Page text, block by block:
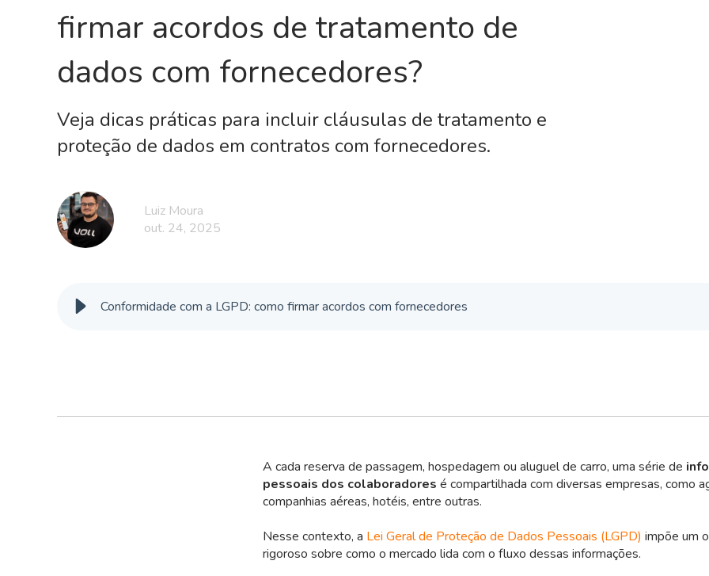
firmar acordos de tratamento de
dados com fornecedores?
Veja dicas práticas para incluir cláusulas de tratamento e
proteção de dados em contratos com fornecedores.
Luiz Moura
out. 24, 2025
Conformidade com a LGPD: como firmar acordos com fornecedores
A cada reserva de passagem, hospedagem ou aluguel de carro, uma série de
pessoais dos colaboradores é compartilhada com diversas empresas, como
companhias aéreas, hotéis, entre outras.
Nesse contexto, a Lei Geral de Proteção de Dados Pessoais (LGPD) impõe um
rigoroso sobre como o mercado lida com o fluxo dessas informações.